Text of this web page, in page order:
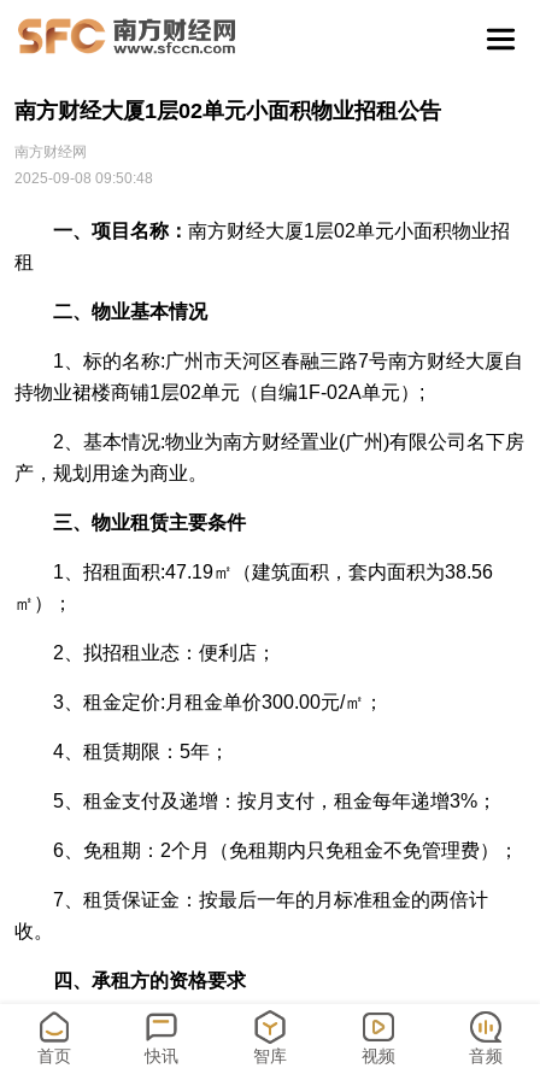
南方财经大厦1层02单元小面积物业招租公告
南方财经网
2025-09-08 09:50:48
一、项目名称： 南方财经大厦1层02单元小面积物业招
租
二、物业基本情况
1、标的名称:广州市天河区春融三路7号南方财经大厦自
持物业裙楼商铺1层02单元（自编1F-02A单元）;
2、基本情况:物业为南方财经置业(广州)有限公司名下房
产，规划用途为商业。
三、 物业租赁主要条件
1、招租面积:47.19㎡（建筑面积，套内面积为38.56
㎡）；
2、拟招租业态：便利店；
3、租金定价:月租金单价300.00元/㎡；
4、租赁期限：5年；
5、租金支付及递增：按月支付，租金每年递增3%；
6、免租期：2个月（免租期内只免租金不免管理费）；
7、租赁保证金：按最后一年的月标准租金的两倍计
收。
四、 承租方的资格要求
（一）资格条件：
首页 快讯 智库 视频 音频